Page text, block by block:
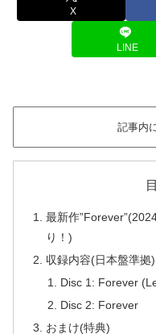
X
LINE
記事内
最新作
り！)
収録内容(日本盤準拠)
Disc 1: Forever
Disc 2: Forever
おまけ(特典)